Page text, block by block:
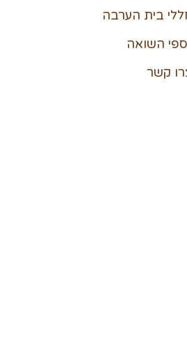
בית הערבה
השואה
קשר